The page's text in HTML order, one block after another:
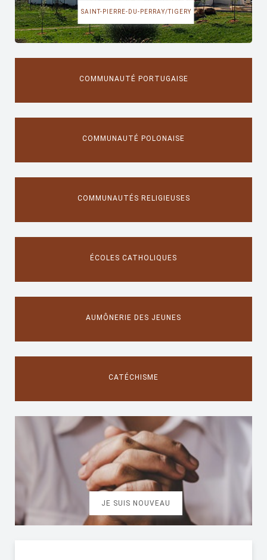
SAINT-PIERRE-DU-PERRAY/TIGERY
COMMUNAUTÉ PORTUGAISE
COMMUNAUTÉ POLONAISE
COMMUNAUTÉS RELIGIEUSES
ÉCOLES CATHOLIQUES
AUMÔNERIE DES JEUNES
CATÉCHISME
JE SUIS NOUVEAU